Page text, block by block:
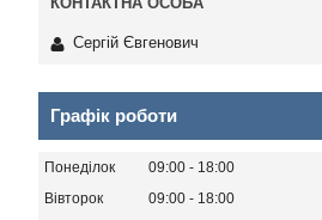
Сергій Євгенович
Графік роботи
Понеділок 09:00
18:00
Вівторок
09:00
18:00